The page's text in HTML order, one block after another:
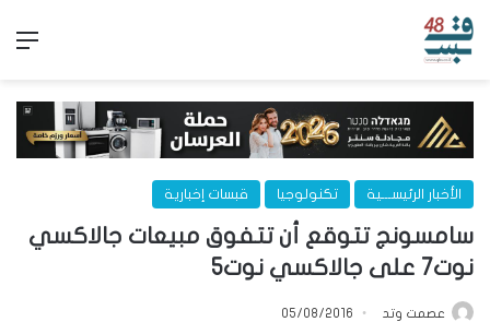
الأخبار الرئيســـية تكنولوجيا قبسات إخبارية
سامسونج تتوقع أن تتفوق مبيعات جالاكسي
نوت7 على جالاكسي نوت5
عصمت وتد 05/08/2016